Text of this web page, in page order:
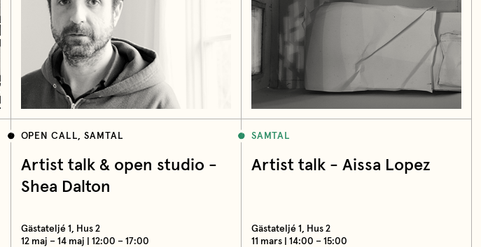
OPEN CALL, SAMTAL
Artist talk & open studio -
Shea Dalton
Gästateljé 1, Hus 2
12 maj – 14 maj | 12:00 – 17:00
SAMTAL
Artist talk - Aissa Lopez
Gästateljé 1, Hus 2
11 mars | 14:00 – 15:00